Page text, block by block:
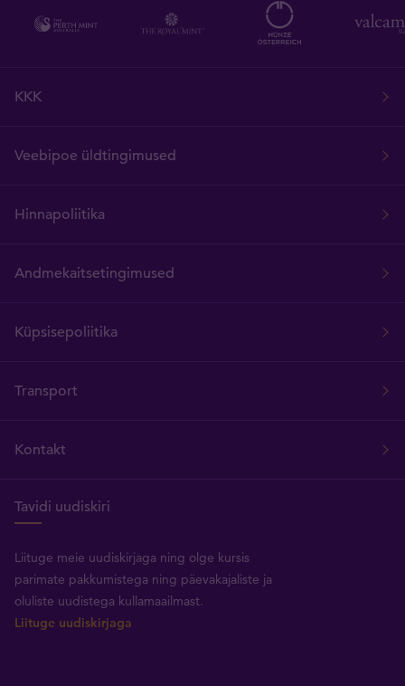
KKK
Veebipoe üldtingimused
Hinnapoliitika
Andmekaitsetingimused
Küpsisepoliitika
Transport
Kontakt
Tavidi uudiskiri
Liituge meie uudiskirjaga ning olge kursis
parimate pakkumistega ning päevakajaliste ja
oluliste uudistega kullamaailmast.
Liituge uudiskirjaga